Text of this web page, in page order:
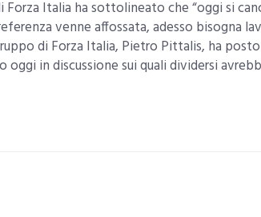
Forza Italia ha sottolineato che “oggi si
venne affossata, adesso bisogna
di Forza Italia, Pietro Pittalis, ha
oggi in discussione sui quali dividersi